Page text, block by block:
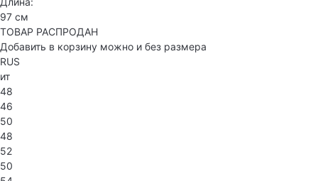
97 см
ТОВАР РАСПРОДАН
Добавить в корзину можно и без размера
RUS
ит
48
46
50
48
52
50